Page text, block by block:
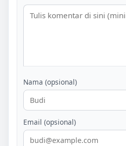
Nama (opsional)
Email (opsional)